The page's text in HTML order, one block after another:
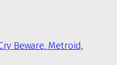
Beware, Metroid,